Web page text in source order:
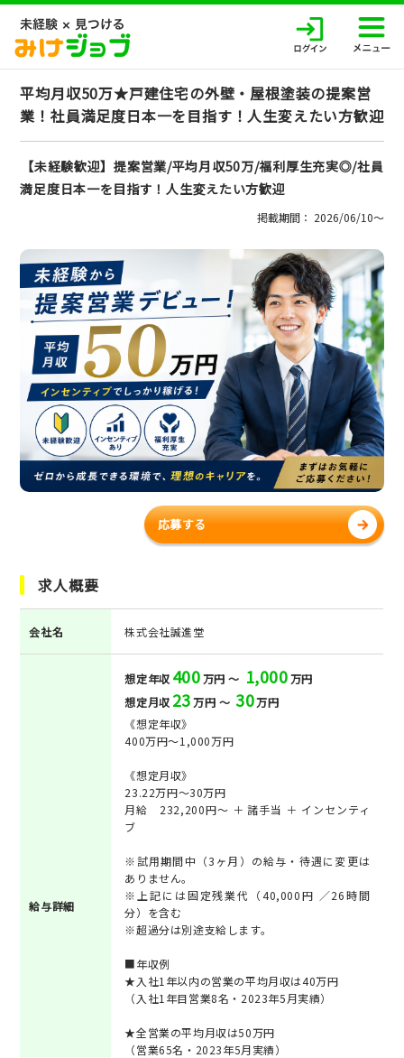
平均月収50万★戸建住宅の外壁・屋根塗装の提案営
業！社員満足度日本一を目指す！人生変えたい方歓迎
【未経験歓迎】提案営業/平均月収50万/福利厚生充実◎/社員
満足度日本一を目指す！人生変えたい方歓迎
掲載期間： 2026/06/10〜
応募する
求人概要
会社名 株式会社誠進堂
給与詳細
想定年収 400万円 ～ 1,000万円
想定月収 23万円 ～ 30万円
《想定年収》
400万円～1,000万円
《想定月収》
23.22万円～30万円
月給 232,200円～ ＋ 諸手当 ＋ インセンティ
ブ
※試用期間中（3ヶ月）の給与・待遇に変更は
ありません。
※上記には固定残業代（40,000円 ／26時間
分）を含む
※超過分は別途支給します。
■年収例
★入社1年以内の営業の平均月収は40万円
（入社1年目営業8名・2023年5月実績）
★全営業の平均月収は50万円
（営業65名・2023年5月実績）